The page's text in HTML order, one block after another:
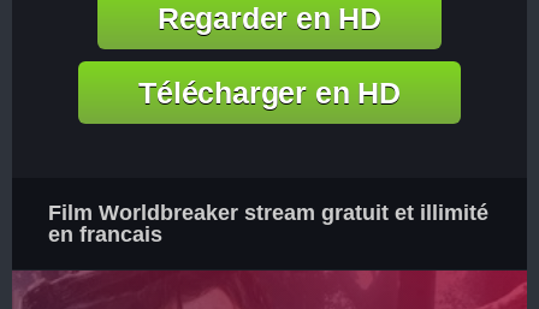
Regarder en HD
Télécharger en HD
Film Worldbreaker stream gratuit et illimité
en francais